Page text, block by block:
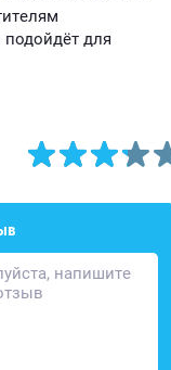
подойдёт для